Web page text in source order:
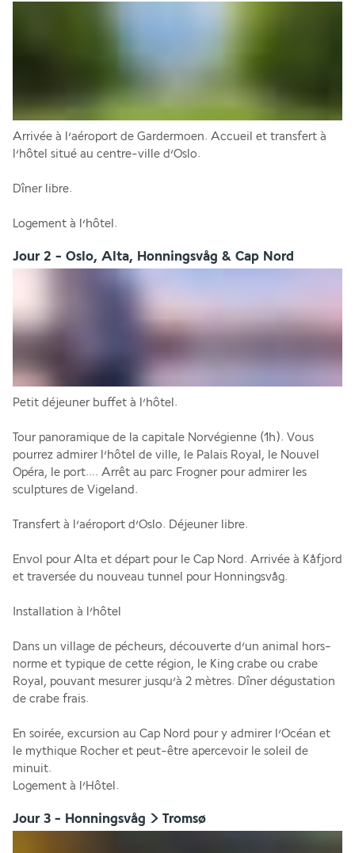
Arrivée à l’aéroport de Gardermoen. Accueil et transfert à
l’hôtel situé au centre-ville d’Oslo.
Dîner libre.
Logement à l’hôtel.
Jour 2 - Oslo, Alta, Honningsvåg & Cap Nord
Petit déjeuner buffet à l’hôtel.
Tour panoramique de la capitale Norvégienne (1h). Vous
pourrez admirer l’hôtel de ville, le Palais Royal, le Nouvel
Opéra, le port…. Arrêt au parc Frogner pour admirer les
sculptures de Vigeland.
Transfert à l’aéroport d’Oslo. Déjeuner libre.
Envol pour Alta et départ pour le Cap Nord. Arrivée à Kåfjord
et traversée du nouveau tunnel pour Honningsvåg.
Installation à l’hôtel
Dans un village de pécheurs, découverte d’un animal hors-
norme et typique de cette région, le King crabe ou crabe
Royal, pouvant mesurer jusqu’à 2 mètres. Dîner dégustation
de crabe frais.
En soirée, excursion au Cap Nord pour y admirer l’Océan et
le mythique Rocher et peut-être apercevoir le soleil de
minuit.
Logement à l’Hôtel.
Jour 3 - Honningsvåg > Tromsø